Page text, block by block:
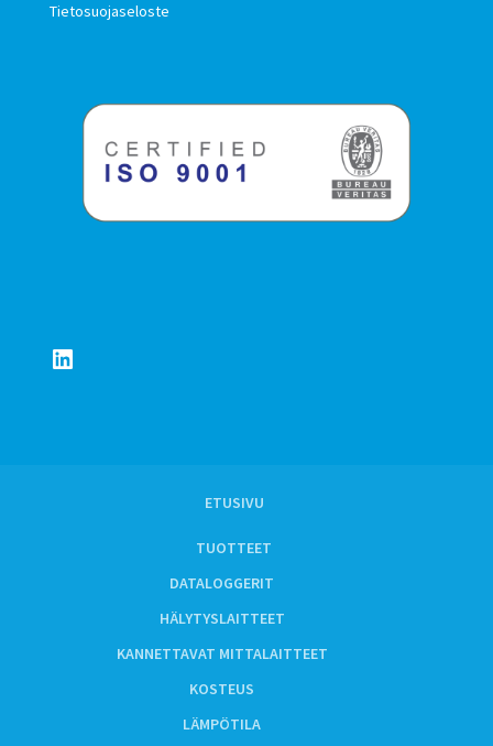
Tietosuojaseloste
LinkedIn
ETUSIVU
TUOTTEET
DATALOGGERIT
HÄLYTYSLAITTEET
KANNETTAVAT MITTALAITTEET
KOSTEUS
LÄMPÖTILA